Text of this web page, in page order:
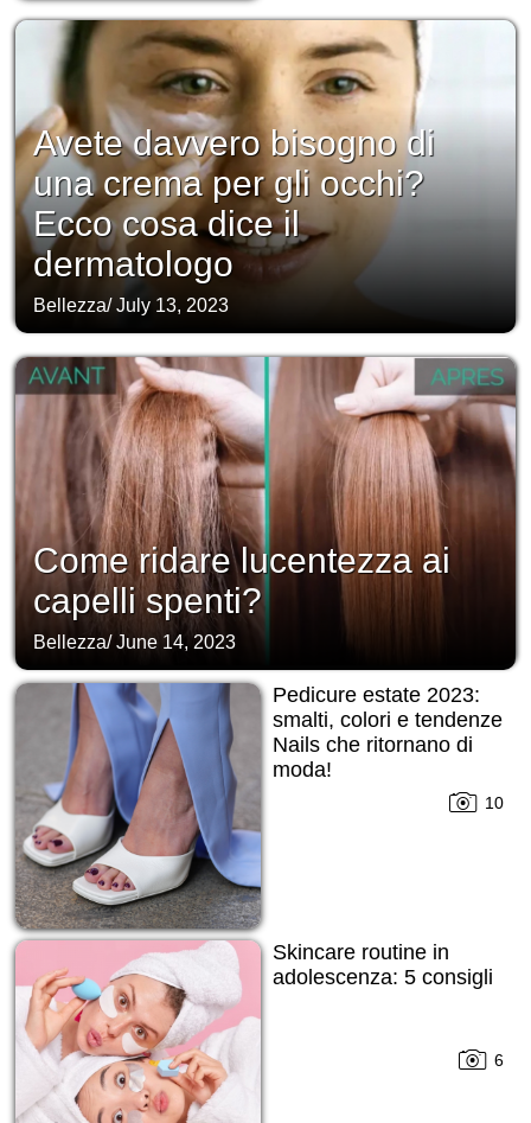
Avete davvero bisogno di
una crema per gli occhi?
Ecco cosa dice il
dermatologo
Bellezza/July 13, 2023
Come ridare lucentezza ai
capelli spenti?
Bellezza/June 14, 2023
Pedicure estate 2023:
smalti, colori e tendenze
Nails che ritornano di
moda!
10
Skincare routine in
adolescenza: 5 consigli
6